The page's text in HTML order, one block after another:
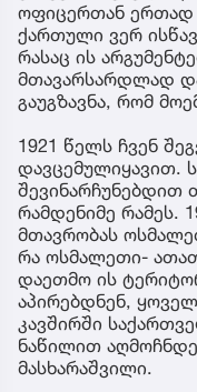
დაუბეზღებია-
მამამთავარი,
ოფიცერი.
კეცხოველს,
კურდღელივით არ
იმ ადამიანებს,
დარჩა და
გენერალი
ტექნიკური
რატომღაც არ
რუსულ
გაწევრიანებული
ოფიცერთან ერთად
ქართული ვერ
რასაც ის
მთავარსარდლად
გაუგზავნა, რომ